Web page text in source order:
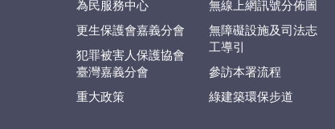
為民服務中心
更生保護會嘉義分會
犯罪被害人保護協會
臺灣嘉義分會
重大政策
無線上網訊號分佈圖
無障礙設施及司法志
工導引
參訪本署流程
綠建築環保步道